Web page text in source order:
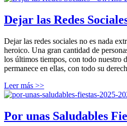
Dejar las Redes
Dejar las redes sociales no es nada
heroico. Una gran cantidad de
los últimos tiempos, con todo nuestro
permanece en ellas, con todo su
Leer más >>
Por unas Saludables